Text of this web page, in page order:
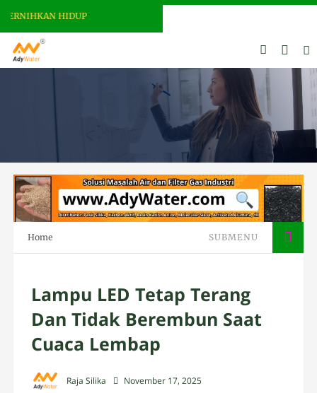
HIDUP
Home SUBMENU
Lampu LED Tetap Terang
Dan Tidak Berembun Saat
Cuaca Lembap
Raja Silika November 17, 2025